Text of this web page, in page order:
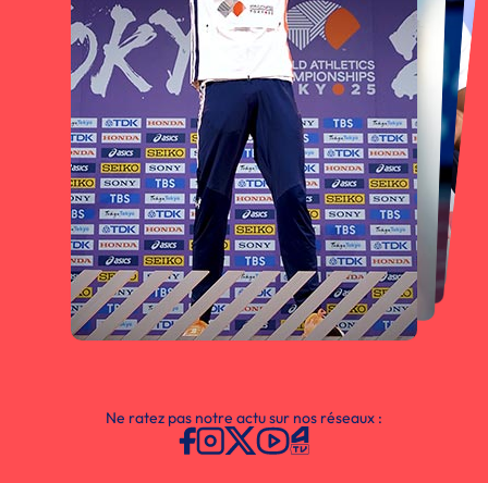
Ne ratez pas notre actu sur nos réseaux :